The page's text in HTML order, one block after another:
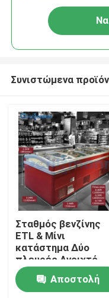
Σπίτι
Προϊόντα
Βίντεο
Συνιστώμενα
Σταθμός βενζίνης
ETL & Μίνι
κατάστημα Δύο
πλευρές Ανοιχτό
νησί κατάψυξη
Αποστολή